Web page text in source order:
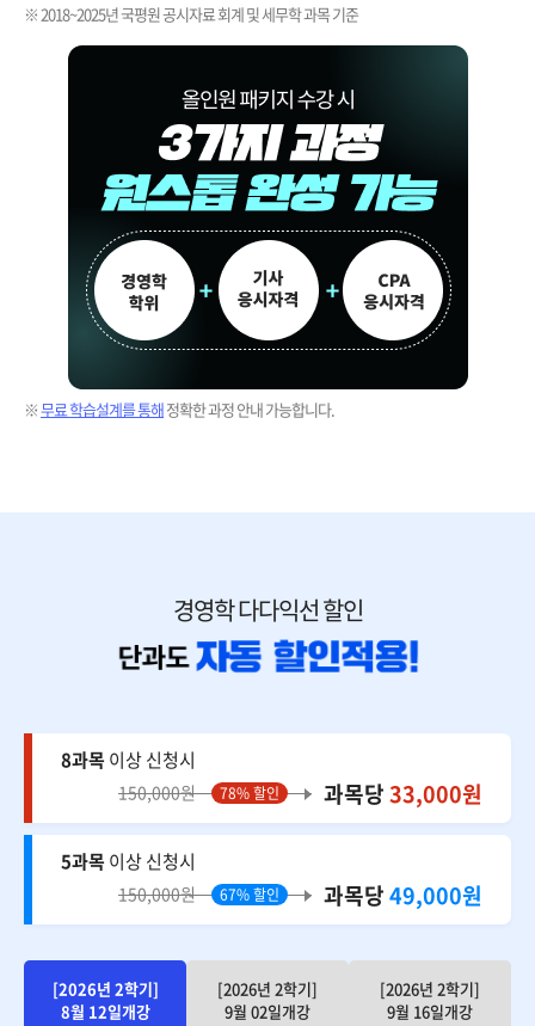
※ 2018~2025년 국평원 공시자료 회계 및 세무학 과목 기준
※무료 학습설계를 통해정확한 과정 안내 가능합니다.
경영학 다다익선 할인
8과목이상 신청시
150,000원 78% 할인 과목당33,000원
5과목이상 신청시
150,000원 67% 할인 과목당49,000원
[2026년 2학기]
8월 12일개강
[2026년 2학기]
9월 02일개강
[2026년 2학기]
9월 16일개강